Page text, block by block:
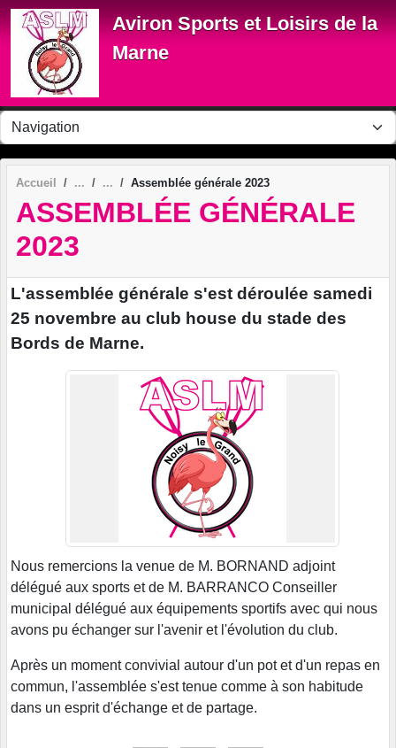
Aviron Sports et Loisirs de la
Marne
Accueil Assemblée générale 2023
ASSEMBLÉE GÉNÉRALE
2023
L'assemblée générale s'est déroulée samedi
25 novembre au club house du stade des
Bords de Marne.
Nous remercions la venue de M. BORNAND adjoint
délégué aux sports et de M. BARRANCO Conseiller
municipal délégué aux équipements sportifs avec qui nous
avons pu échanger sur l'avenir et l'évolution du club.
Après un moment convivial autour d'un pot et d'un repas en
commun, l'assemblée s'est tenue comme à son habitude
dans un esprit d'échange et de partage.
Panneau de gestion des cookies